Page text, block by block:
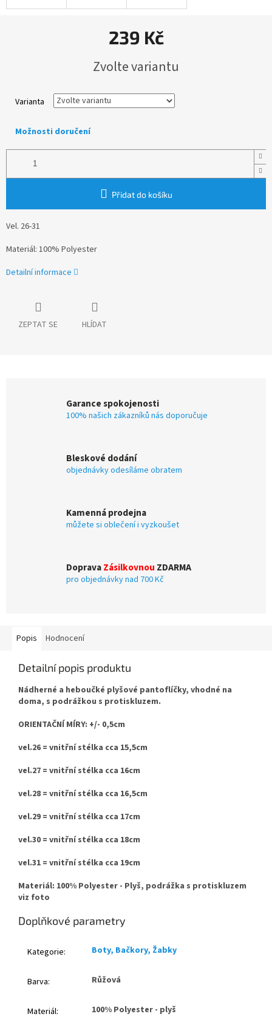
239 Kč
cena:
Zvolte variantu
Varianta
Možnosti doručení
Přidat do košíku
Vel. 26-31
Materiál: 100% Polyester
Detailní informace
ZEPTAT SE HLÍDAT
Garance spokojenosti
100% našich zákazníků nás doporučuje
Bleskové dodání
objednávky odesíláme obratem
Kamenná prodejna
můžete si oblečení i vyzkoušet
DopravaZásilkovnou ZDARMA
pro objednávky nad 700 Kč
Popis Hodnocení
Detailní popis produktu
Nádherné a heboučké plyšové pantoflíčky, vhodné na
doma, s podrážkou s protiskluzem.
ORIENTAČNÍ MÍRY: +/- 0,5cm
vel.26 = vnitřní stélka cca 15,5cm
vel.27 = vnitřní stélka cca 16cm
vel.28 = vnitřní stélka cca 16,5cm
vel.29 = vnitřní stélka cca 17cm
vel.30 = vnitřní stélka cca 18cm
vel.31 = vnitřní stélka cca 19cm
Materiál: 100% Polyester - Plyš, podrážka s protiskluzem
viz foto
Doplňkové parametry
Kategorie: Boty, Bačkory, Žabky
Barva: Růžová
Materiál: 100% Polyester - plyš